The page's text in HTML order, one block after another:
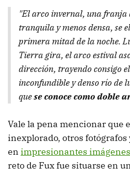
"El arco invernal, una franja
tranquila y menos densa, se
primera mitad de la noche.
Tierra gira, el arco estival
dirección, trayendo consigo
inconfundible y denso río de
quese conoce como doble
Vale la pena mencionar que
inexplorado, otros fotógrafos
en impresionantes imágenes
reto de Fux fue situarse en